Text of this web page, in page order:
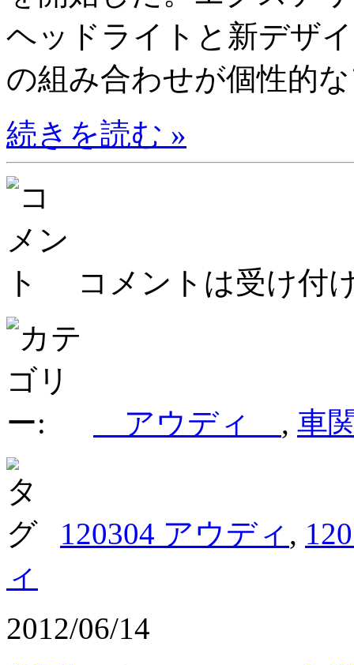
ヘッドライトと新デザ
の組み合わせが個性的
続きを読む »
コメントは受け付
アウディ , 車
120304 アウディ ,
ィ
2012/06/14